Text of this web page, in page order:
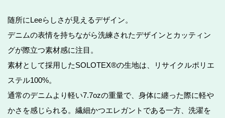
随所にLeeらしさが見えるデザイン。
デニムの表情を持ちながら洗練されたデザインとカッティン
グが際立つ素材感に注目。
素材として採用したSOLOTEX®の生地は、リサイクルポリエ
ステル100%。
通常のデニムより軽い7.7ozの重量で、身体に纏った際に軽や
かさを感じられる。繊細かつエレガントである一方、洗濯を